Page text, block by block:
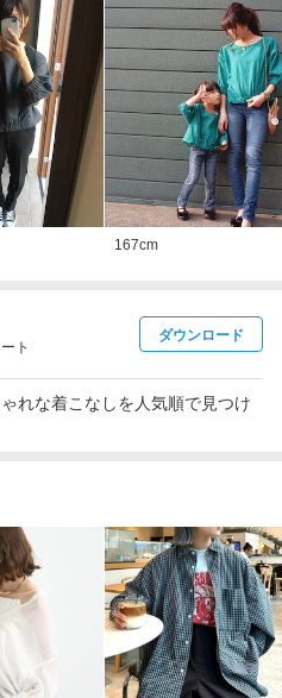
167cm
ト
ダウンロード
れな着こなしを人気順で見つけ